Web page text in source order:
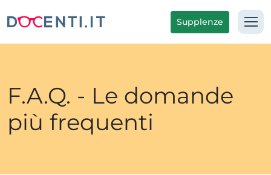
Supplenze
F.A.Q. - Le domande
più frequenti